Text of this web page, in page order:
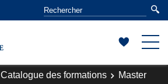
Catalogue des formations
Master